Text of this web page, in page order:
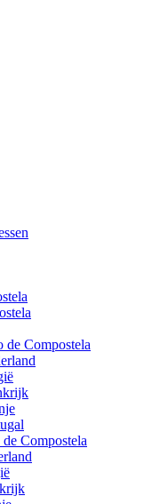
de Compostela
Compostela